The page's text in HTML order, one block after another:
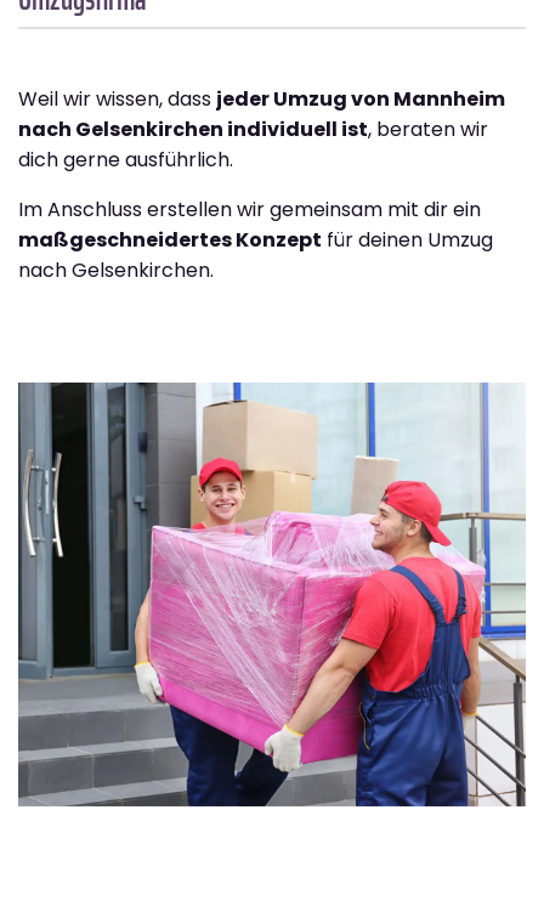
Weil wir wissen, dass jeder Umzug von Mannheim
nach Gelsenkirchen individuell ist, beraten wir
dich gerne ausführlich.
Im Anschluss erstellen wir gemeinsam mit dir ein
maßgeschneidertes Konzept für deinen Umzug
nach Gelsenkirchen.